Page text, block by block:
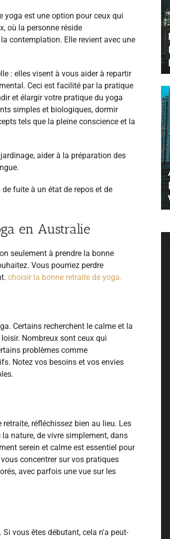
yoga est une option pour ceux qui
où la personne réside
contemplation. Elle revient avec une
: elles visent à vous aider à repartir
Ceci est facilité par la pratique
et élargir votre pratique du yoga
simples et biologiques, dormir
tels que la pleine conscience et la
aider à la préparation des
fuite à un état de repos et de
en Australie
seulement à prendre la bonne
Vous pourriez perdre
choisir la bonne retraite de yoga.
Certains recherchent le calme et la
Nombreux sont ceux qui
problèmes comme
Notez vos besoins et vos envies
réfléchissez bien au lieu. Les
nature, de vivre simplement, dans
serein et calme est essentiel pour
concentrer sur vos pratiques
avec parfois une vue sur les
vous êtes débutant, cela n'a peut-